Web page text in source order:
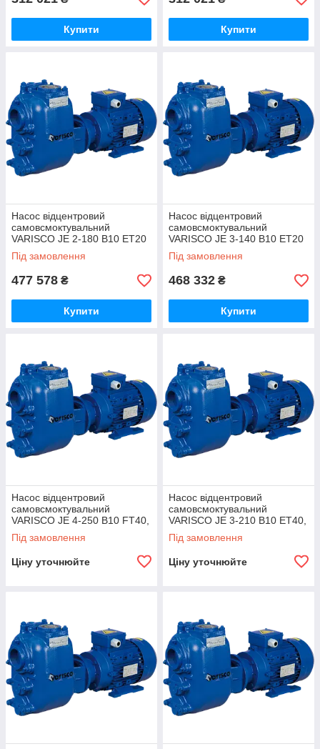
Купити Купити
Насос відцентровий
самовсмоктувальний
VARISCO JE 2-180 B10 ET20
Під замовлення
477 578 ₴
Купити
Насос відцентровий
самовсмоктувальний
VARISCO JE 3-140 B10 ET20
Під замовлення
468 332 ₴
Купити
Насос відцентровий
самовсмоктувальний
VARISCO JE 4-250 B10 FT40,
арт. 10054636
Під замовлення
Ціну уточнюйте
Насос відцентровий
самовсмоктувальний
VARISCO JE 3-210 B10 ET40,
арт. 10046396
Під замовлення
Ціну уточнюйте